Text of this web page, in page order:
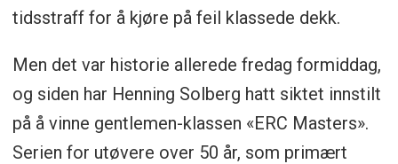
tidsstraff for å kjøre på feil klassede dekk.
Men det var historie allerede fredag formiddag,
og siden har Henning Solberg hatt siktet innstilt
på å vinne gentlemen-klassen «ERC Masters».
Serien for utøvere over 50 år, som primært